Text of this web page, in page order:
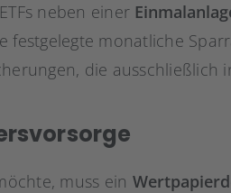
neben einer
festgelegte monatliche
die ausschließlich
muss ein